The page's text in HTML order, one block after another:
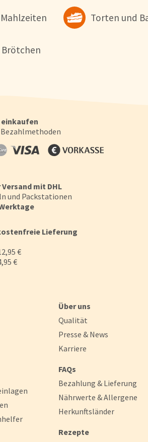
Torten und
einkaufen
mit DHL
und Packstationen
Lieferung
€
€
Über uns
Qualität
Presse & News
Karriere
FAQs
Bezahlung & Lieferung
Nährwerte & Allergene
Herkunftsländer
Rezepte